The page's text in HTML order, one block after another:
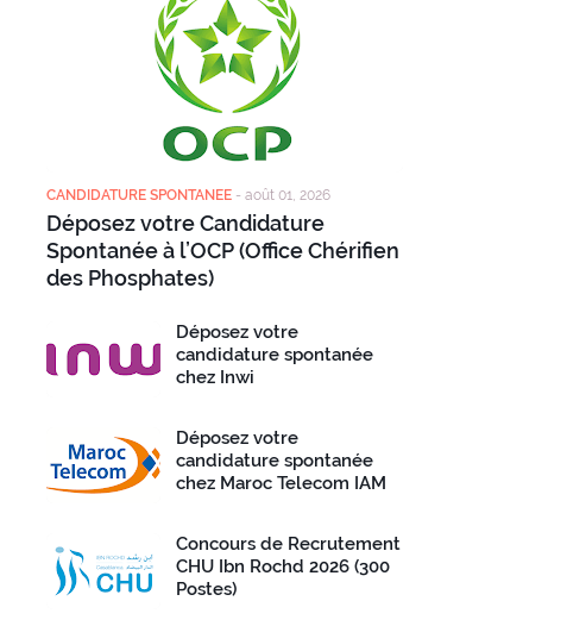
CANDIDATURE SPONTANEE - août 01, 2026
Déposez votre Candidature
Spontanée à l’OCP (Office Chérifien
des Phosphates)
Déposez votre
candidature spontanée
chez Inwi
Déposez votre
candidature spontanée
chez Maroc Telecom IAM
Concours de Recrutement
CHU Ibn Rochd 2026 (300
Postes)